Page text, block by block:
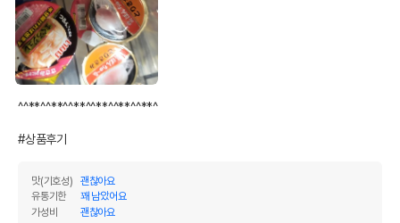
^^**^^**^^**^^**^^**^^**^
#상품후기
맛(기호성)
괜찮아요
유통기한
꽤 남았어요
가성비
괜찮아요